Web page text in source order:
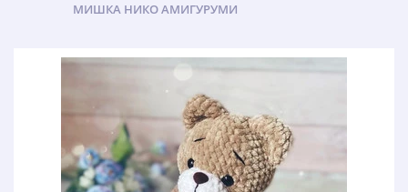
МИШКА НИКО АМИГУРУМИ